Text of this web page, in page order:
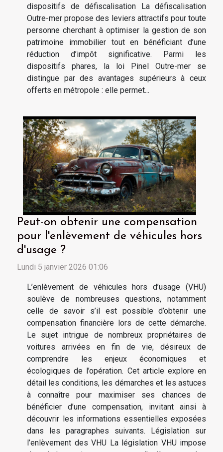
dispositifs de défiscalisation La défiscalisation
Outre-mer propose des leviers attractifs pour toute
personne cherchant à optimiser la gestion de son
patrimoine immobilier tout en bénéficiant d’une
réduction d’impôt significative. Parmi les
dispositifs phares, la loi Pinel Outre-mer se
distingue par des avantages supérieurs à ceux
offerts en métropole : elle permet...
Peut-on obtenir une compensation
pour l'enlèvement de véhicules hors
d'usage ?
Lundi 5 janvier 2026 01:06
L’enlèvement de véhicules hors d’usage (VHU)
soulève de nombreuses questions, notamment
celle de savoir s’il est possible d’obtenir une
compensation financière lors de cette démarche.
Le sujet intrigue de nombreux propriétaires de
voitures arrivées en fin de vie, désireux de
comprendre les enjeux économiques et
écologiques de l’opération. Cet article explore en
détail les conditions, les démarches et les astuces
à connaître pour maximiser ses chances de
bénéficier d’une compensation, invitant ainsi à
découvrir les informations essentielles exposées
dans les paragraphes suivants. Législation sur
l’enlèvement des VHU La législation VHU impose